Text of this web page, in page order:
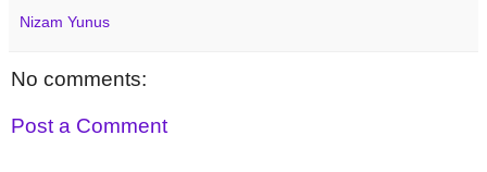
Nizam Yunus
No comments:
Post a Comment